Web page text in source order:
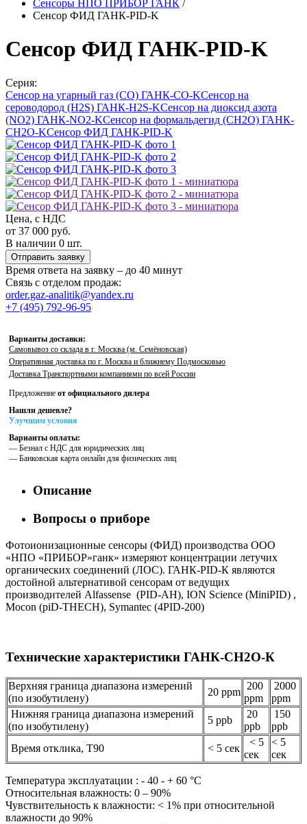
Сенсоры НПО ПРИБОР ГАНК /
Сенсор ФИД ГАНК-PID-K
Сенсор ФИД ГАНК-PID-K
Серия:
Сенсор на угарный газ (CO) ГАНК-CO-KСенсор на
сероводород (H2S) ГАНК-H2S-KСенсор на диоксид азота
(NO2) ГАНК-NO2-KСенсор на формальдегид (CH2O) ГАНК-
CH2O-KСенсор ФИД ГАНК-PID-K
Цена, с НДС
от 37 000 руб.
В наличии 0 шт.
Отправить заявку
Время ответа на заявку – до 40 минут
Связь с отделом продаж:
order.gaz-analitik@yandex.ru
+7 (495) 792-96-95
Варианты доставки:
Самовывоз со склада в г. Москва (м. Семёновская)
Оперативная доставка по г. Москва и ближнему Подмосковью
Доставка Транспортными компаниями по всей России
Предложение от официального дилера
Нашли дешевле?
Улучшим условия
Варианты оплаты:
— Безнал с НДС для юридических лиц
— Банковская карта онлайн для физических лиц
Описание
Вопросы о приборе
Фотоионизационные сенсоры (ФИД) производства ООО
«НПО «ПРИБОР»ганк» измеряют концентрации летучих
органических соединений (ЛОС). ГАНК-PID-К являются
достойной альтернативой сенсорам от ведущих
производителей Alfassense (PID-AH), ION Science (MiniPID) ,
Mocon (piD-THECH), Symantec (4PID-200)
Технические характеристики ГАНК-CH2O-К
Верхняя граница диапазона измерений
(по изобутилену)
20 ppm
200
ppm
2000
ppm
Нижняя граница диапазона измерений
(по изобутилену)
5 ppb
20
ppb
150
ppb
Время отклика, Т90
< 5 сек
< 5
сек
< 5
сек
Температура эксплуатации : - 40 - + 60 °C
Относительная влажность: 0 – 90%
Чувствительность к влажности: < 1% при относительной
влажности до 90%